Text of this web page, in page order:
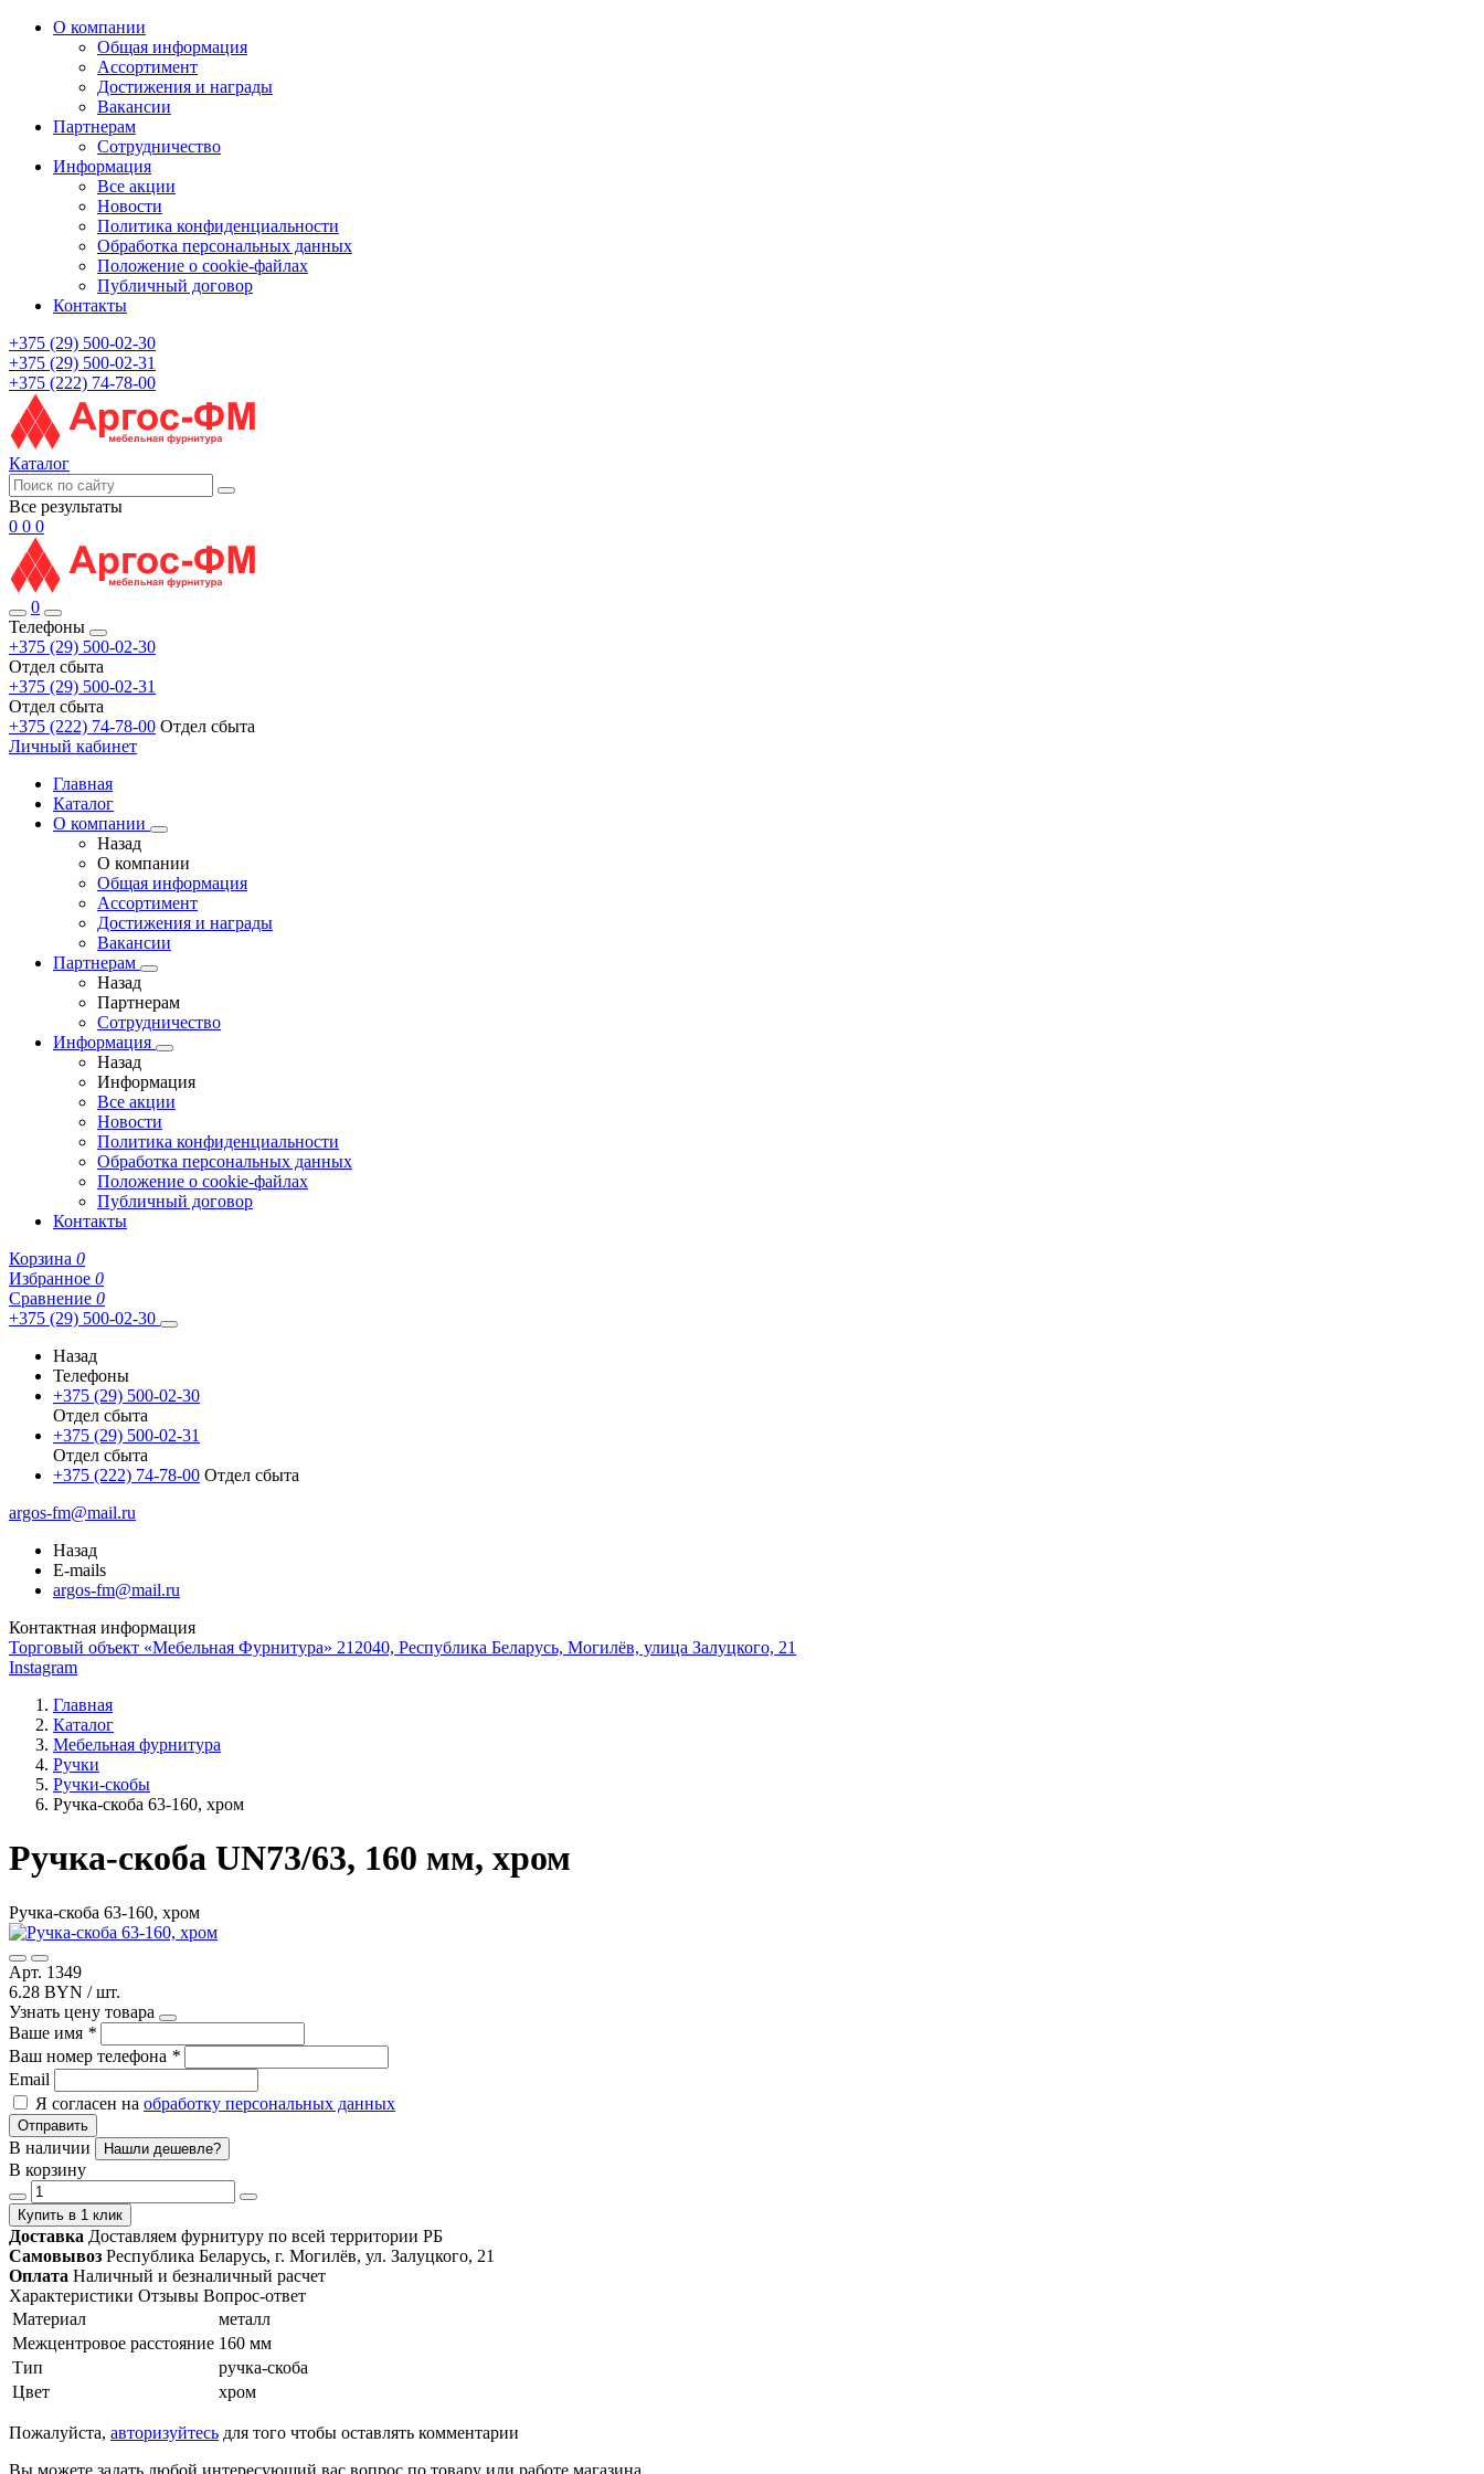
О компании
Общая информация
Ассортимент
Достижения и награды
Вакансии
Партнерам
Сотрудничество
Информация
Все акции
Новости
Политика конфиденциальности
Обработка персональных данных
Положение о cookie-файлах
Публичный договор
Контакты
+375 (29) 500-02-30
+375 (29) 500-02-31
+375 (222) 74-78-00
Каталог
Все результаты
0 0 0
0
Телефоны
+375 (29) 500-02-30
Отдел сбыта
+375 (29) 500-02-31
Отдел сбыта
+375 (222) 74-78-00 Отдел сбыта
Личный кабинет
Главная
Каталог
О компании
Назад
О компании
Общая информация
Ассортимент
Достижения и награды
Вакансии
Партнерам
Назад
Партнерам
Сотрудничество
Информация
Назад
Информация
Все акции
Новости
Политика конфиденциальности
Обработка персональных данных
Положение о cookie-файлах
Публичный договор
Контакты
Корзина 0
Избранное 0
Сравнение 0
+375 (29) 500-02-30
Назад
Телефоны
+375 (29) 500-02-30
Отдел сбыта
+375 (29) 500-02-31
Отдел сбыта
+375 (222) 74-78-00 Отдел сбыта
argos-fm@mail.ru
Назад
E-mails
argos-fm@mail.ru
Контактная информация
Торговый объект «Мебельная Фурнитура» 212040, Республика Беларусь, Могилёв, улица Залуцкого, 21
Instagram
Главная
Каталог
Мебельная фурнитура
Ручки
Ручки-скобы
Ручка-скоба 63-160, хром
Ручка-скоба UN73/63, 160 мм, хром
Ручка-скоба 63-160, хром
Арт. 1349
6.28 BYN / шт.
Узнать цену товара
Ваше имя *
Ваш номер телефона *
Email
Я согласен на обработку персональных данных
Отправить
В наличии Нашли дешевле?
В корзину
Купить в 1 клик
Доставка Доставляем фурнитуру по всей территории РБ
Самовывоз Республика Беларусь, г. Могилёв, ул. Залуцкого, 21
Оплата Наличный и безналичный расчет
Характеристики Отзывы Вопрос-ответ
Материал
металл
Межцентровое расстояние 160 мм
Тип
ручка-скоба
Цвет
хром
Пожалуйста, авторизуйтесь для того чтобы оставлять комментарии
Вы можете задать любой интересующий вас вопрос по товару или работе магазина.